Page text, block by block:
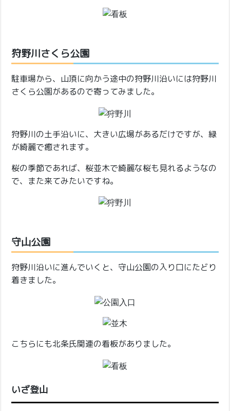
狩野川さくら公園
駐車場から、山頂に向かう途中の狩野川沿いには狩野川
さくら公園があるので寄ってみました。
狩野川の土手沿いに、大きい広場があるだけですが、緑
が綺麗で癒されます。
桜の季節であれば、桜並木で綺麗な桜も見れるようなの
で、また来てみたいですね。
守山公園
狩野川沿いに進んでいくと、守山公園の入り口にたどり
着きました。
こちらにも北条氏関連の看板がありました。
いざ登山